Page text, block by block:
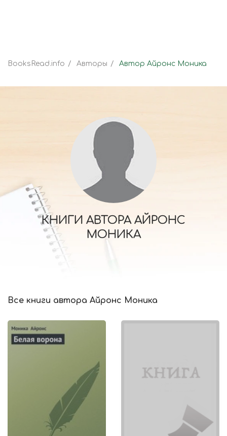
BooksRead.info Авторы Автор Айронс Моника
КНИГИ АВТОРА АЙРОНС
МОНИКА
Все книги автора Айронс Моника